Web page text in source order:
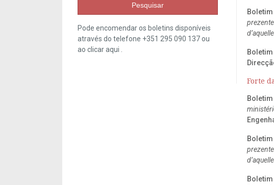
Pesquisar
Pode encomendar os boletins disponíveis
através do telefone +351 295 090 137 ou
ao clicaraqui Boletim
Forte
Boletim